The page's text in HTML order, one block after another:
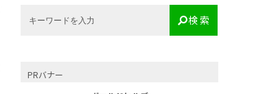
検 索
PRバナー